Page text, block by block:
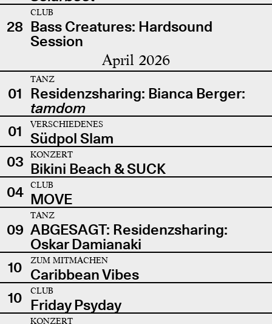
28
CLUB
Bass Creatures: Hardsound
Session
April 2026
01
TANZ
Residenzsharing: Bianca Berger:
tamdom
01
VERSCHIEDENES
Südpol Slam
03
KONZERT
Bikini Beach & SUCK
04
CLUB
MOVE
09
TANZ
ABGESAGT: Residenzsharing:
Oskar Damianaki
10
ZUM MITMACHEN
Caribbean Vibes
10
CLUB
Friday Psyday
KONZERT